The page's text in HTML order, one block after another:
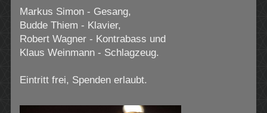
Markus Simon - Gesang,
Budde Thiem - Klavier,
Robert Wagner - Kontrabass und
Klaus Weinmann - Schlagzeug.
Eintritt frei, Spenden erlaubt.